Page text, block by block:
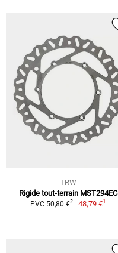
TRW
Rigide tout-terrain MST294EC
PVC 50,80 €2 48,79 €1